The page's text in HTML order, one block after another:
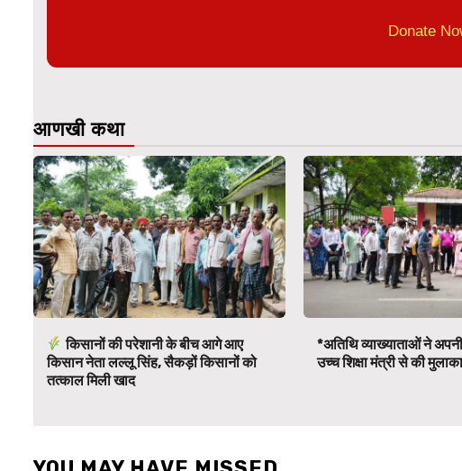
Donate
आणखी कथा
किसानों की परेशानी के बीच आगे आए
किसान नेता लल्लू सिंह, सैकड़ों किसानों को
तत्काल मिली खाद
*अतिथि व्याख्याताओं ने
उच्च शिक्षा मंत्री से की